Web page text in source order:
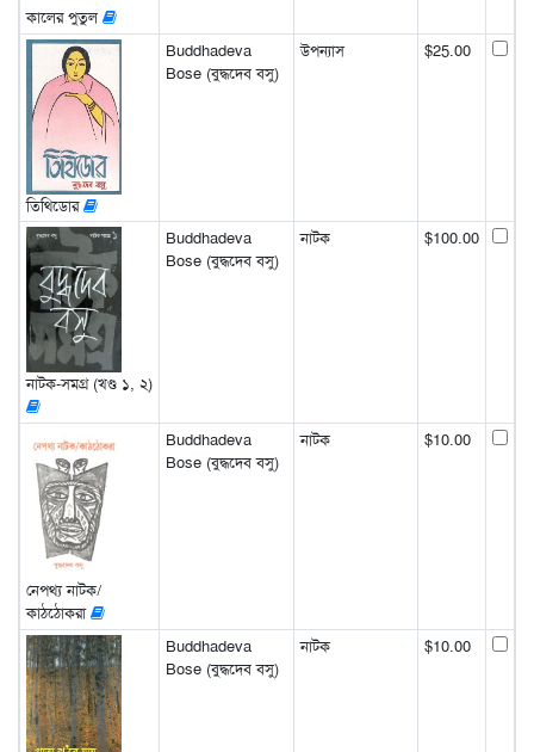
কালের পুতুল
তিথিডোর
Buddhadeva
Bose (বুদ্ধদেব বসু)
উপন্যাস $25.00
নাটক-সমগ্র (খণ্ড ১, ২)
Buddhadeva
Bose (বুদ্ধদেব বসু)
নাটক $100.00
নেপথ্য নাটক/
কাঠঠোকরা
Buddhadeva
Bose (বুদ্ধদেব বসু)
নাটক $10.00
Buddhadeva
Bose (বুদ্ধদেব বসু)
নাটক $10.00